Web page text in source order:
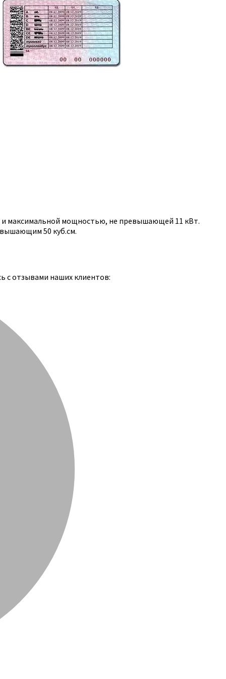
максимальной мощностью, не превышающей 11 кВт.
50 куб.см.
с отзывами наших клиентов: